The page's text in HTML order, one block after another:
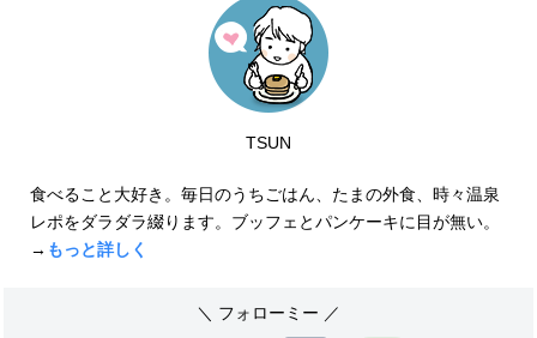
TSUN
食べること大好き。毎日のうちごはん、たまの外食、時々温泉
レポをダラダラ綴ります。ブッフェとパンケーキに目が無い。
→ もっと詳しく
＼ フォローミー ／